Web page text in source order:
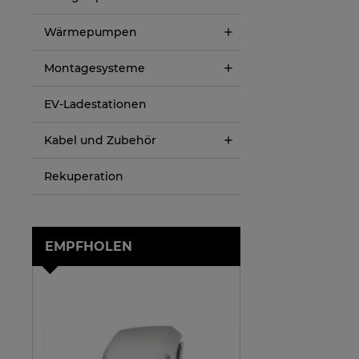
Wärmepumpen
Montagesysteme
EV-Ladestationen
Kabel und Zubehör
Rekuperation
EMPFHOLEN